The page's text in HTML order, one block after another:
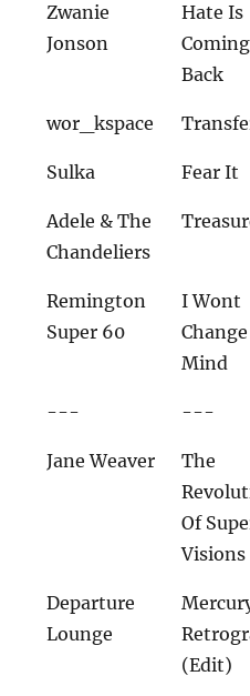
Zwanie
Jonson
Hate Is
Coming
Back
wor_kspace
Sulka Fear It
Adele & The
Chandeliers
Remington
Super 60
I Wont
Mind
--- ---
Jane Weaver
The
Of
Visions
Departure
Lounge
(Edit)